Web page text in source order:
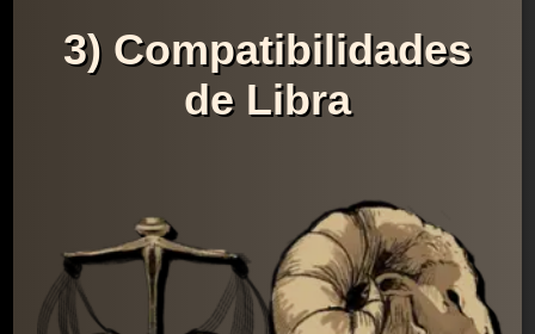
3) Compatibilidades
de Libra